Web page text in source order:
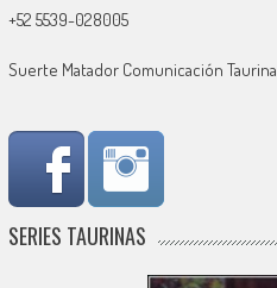
+52 5539-028005
Suerte Matador Comunicación Taurina
SERIES TAURINAS